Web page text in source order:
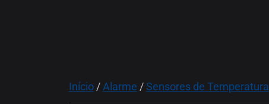
Início/ Alarme /Sensores de Temperatura